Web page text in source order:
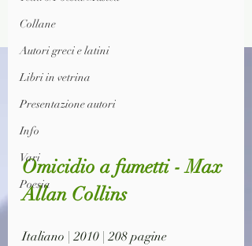
Collane
Autori greci e latini
Libri in vetrina
Presentazione autori
Info
Vari
Poesia
Omicidio a fumetti - Max
Allan Collins
Italiano | 2010 | 208 pagine